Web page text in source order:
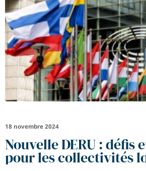
Nouvelle DERU : défis
pour les collectivités
18 novembre 2024